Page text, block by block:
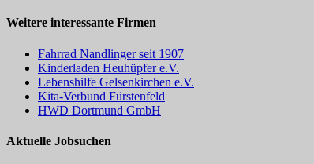
Weitere interessante Firmen
Fahrrad Nandlinger seit 1907
Kinderladen Heuhüpfer e.V.
Lebenshilfe Gelsenkirchen e.V.
Kita-Verbund Fürstenfeld
HWD Dortmund GmbH
Aktuelle Jobsuchen